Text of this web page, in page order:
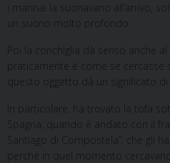
i marinai la suonavano all’arrivo,
un suono molto profondo.
Poi la conchiglia dà senso anche al
praticamente è come se cercasse
questo oggetto dà un significato di
In particolare, ha trovato la tofa
Spagna, quando è andato con il
Santiago di Compostela”, che gli
perché in quel momento